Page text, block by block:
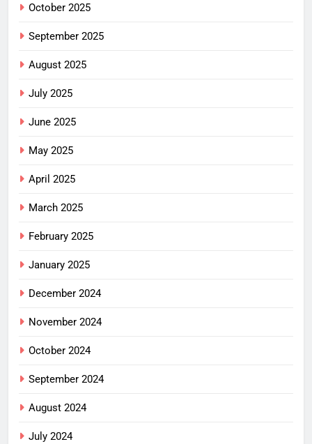
October 2025
September 2025
August 2025
July 2025
June 2025
May 2025
April 2025
March 2025
February 2025
January 2025
December 2024
November 2024
October 2024
September 2024
August 2024
July 2024